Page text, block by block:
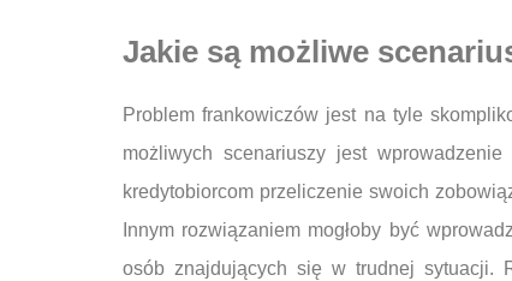
Jakie są możliwe
Problem frankowiczów jest na tyle
możliwych scenariuszy jest
kredytobiorcom przeliczenie swoich
Innym rozwiązaniem mogłoby być
osób znajdujących się w trudnej sytuacji.